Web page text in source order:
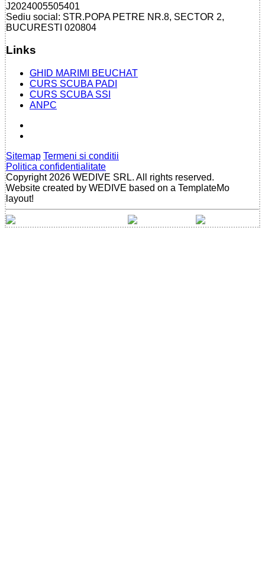
J2024005505401
Sediu social: STR.POPA PETRE NR.8, SECTOR 2,
BUCURESTI 020804
Links
GHID MARIMI BEUCHAT
CURS SCUBA PADI
CURS SCUBA SSI
ANPC
Sitemap Termeni si conditii
Politica confidentialitate
Copyright 2026 WEDIVE SRL. All rights reserved.
Website created by WEDIVE based on a TemplateMo
layout!